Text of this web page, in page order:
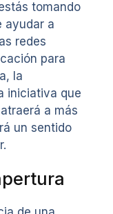
tomando
ayudar a
redes
para
la
iniciativa que
a más
un sentido